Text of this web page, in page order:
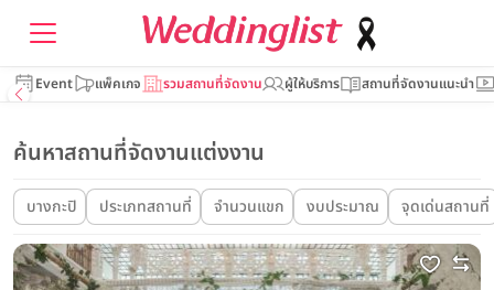
Event แพ็คเกจ รวมสถานที่จัดงาน ผู้ให้บริการ สถานที่จัดงานแนะนำ
ค้นหาสถานที่จัดงานแต่งงาน
บางกะปิ ประเภทสถานที่ จำนวนแขก งบประมาณ จุดเด่นสถานที่